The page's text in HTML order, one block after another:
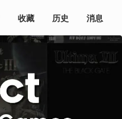
多端历史播放同步
关注喜欢的创作者
收藏 历史 消息